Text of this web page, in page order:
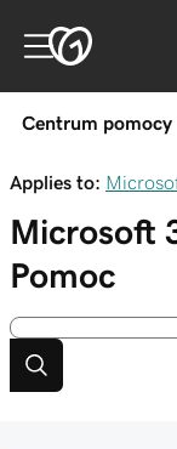
Centrum pomocy
Applies to:
Microsoft
Pomoc